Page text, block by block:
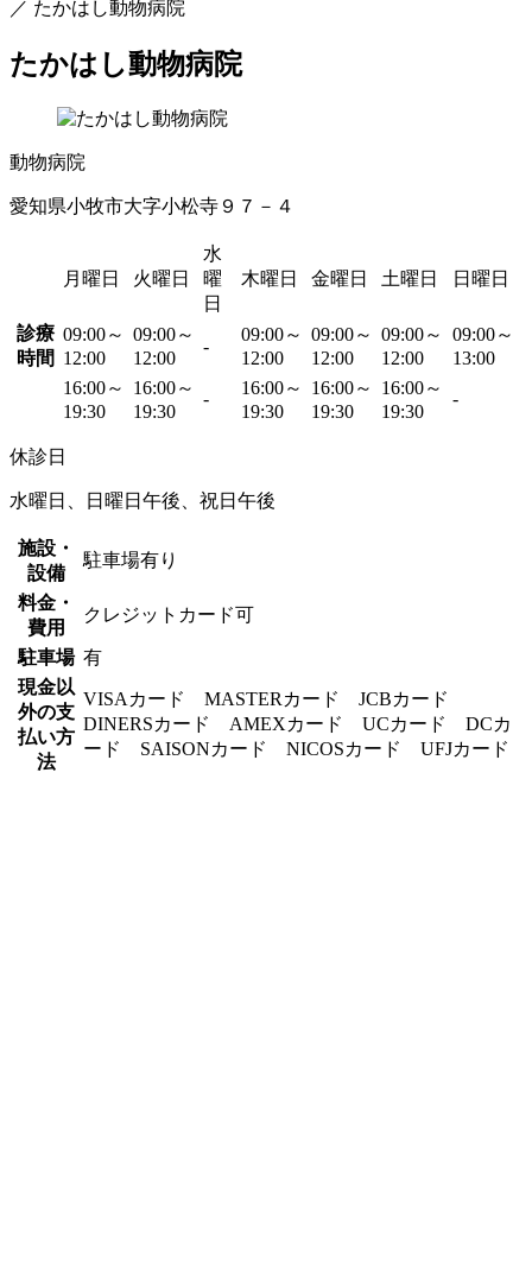
／ たかはし動物病院
たかはし動物病院
動物病院
愛知県小牧市大字小松寺９７－４
月曜日 火曜日
水
曜
日
木曜日 金曜日 土曜日 日曜日
診療
時間
09:00～
12:00
09:00～
12:00
-
09:00～
12:00
09:00～
12:00
09:00～
12:00
09:00～
13:00
16:00～
19:30
16:00～
19:30
-
16:00～
19:30
16:00～
19:30
16:00～
19:30
-
休診日
水曜日、日曜日午後、祝日午後
施設・
設備
駐車場有り
料金・
費用
クレジットカード可
駐車場 有
現金以
外の支
払い方
法
VISAカード MASTERカード JCBカード
DINERSカード AMEXカード UCカード DCカ
ード SAISONカード NICOSカード UFJカード